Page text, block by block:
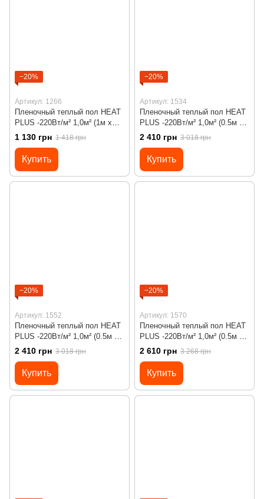
−20%
Артикул: 1266
Пленочный теплый пол HEAT
PLUS -220Вт/м² 1,0м² (1м х
1м)/ 220Вт под ламинат с
механическим
терморегулятором RTC 70
1 130 грн 1 418 грн
Купить
−20%
Артикул: 1534
Пленочный теплый пол HEAT
PLUS -220Вт/м² 1,0м² (0.5м х
2м)/ 220Вт под ламинат с
сенсорным программируемым
терморегулятором Х55
2 410 грн 3 018 грн
Купить
−20%
Артикул: 1552
Пленочный теплый пол HEAT
PLUS -220Вт/м² 1,0м² (0.5м х
2м)/ 220Вт под ламинат с
сенсорным программируемым
терморегулятором Х55
черным
2 410 грн 3 018 грн
Купить
−20%
Артикул: 1570
Пленочный теплый пол HEAT
PLUS -220Вт/м² 1,0м² (0.5м х
2м)/ 220Вт под ламинат с
программируемым
терморегулятором Х65 Wi-Fi
2 610 грн 3 268 грн
Купить